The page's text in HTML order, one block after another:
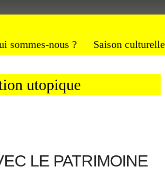
sommes-nous ? Saison culturelle
utopique
LE PATRIMOINE